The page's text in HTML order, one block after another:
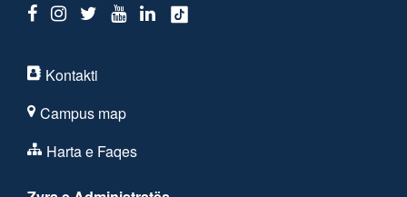
Kontakti
Campus map
Harta e Faqes